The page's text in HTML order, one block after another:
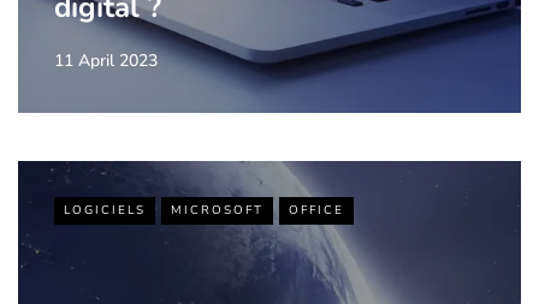
11 April 2023
LOGICIELS MICROSOFT OFFICE